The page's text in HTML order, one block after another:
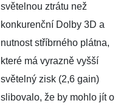
světelnou ztrátu než
konkurenční Dolby 3D a
nutnost stříbrného plátna,
které má vyrazně vyšší
světelný zisk (2,6 gain)
slibovalo, že by mohlo jít o